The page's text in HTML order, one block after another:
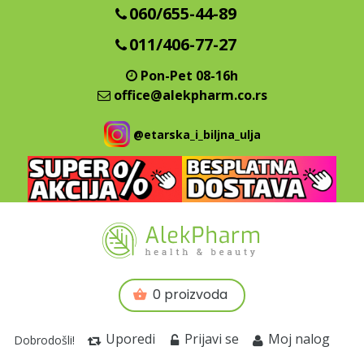
060/655-44-89
011/406-77-27
Pon-Pet 08-16h
office@alekpharm.co.rs
@etarska_i_biljna_ulja
0 proizvoda
Dobrodošli! Uporedi Prijavi se Moj nalog